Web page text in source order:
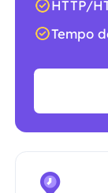
HTTP/
Tempo